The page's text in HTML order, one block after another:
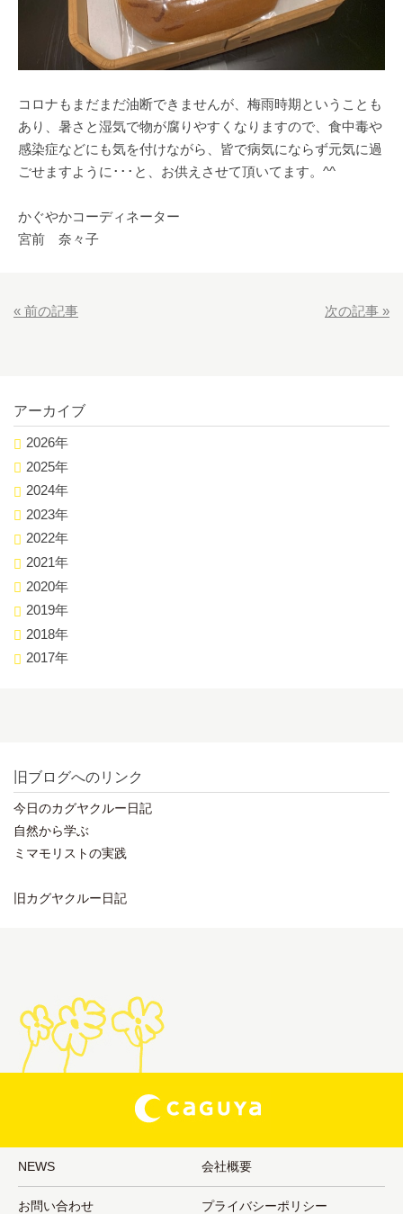
コロナもまだまだ油断できませんが、梅雨時期ということも
あり、暑さと湿気で物が腐りやすくなりますので、食中毒や
感染症などにも気を付けながら、皆で病気にならず元気に過
ごせますように･･･と、お供えさせて頂いてます。^^
かぐやかコーディネーター
宮前 奈々子
« 前の記事 次の記事 »
アーカイブ
2026年
2025年
2024年
2023年
2022年
2021年
2020年
2019年
2018年
2017年
旧ブログへのリンク
今日のカグヤクルー日記
自然から学ぶ
ミマモリストの実践
旧カグヤクルー日記
NEWS 会社概要
お問い合わせ プライバシーポリシー